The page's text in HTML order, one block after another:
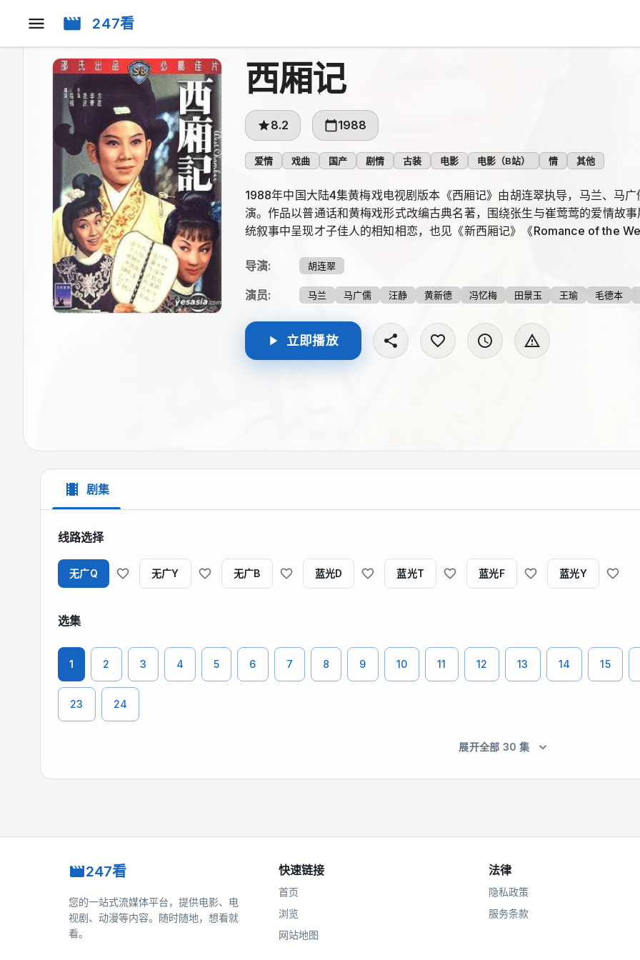
247看
西厢记
8.2 1988
爱情 戏曲 国产 剧情 古装 电影 电影（B站） 情 其他
1988年中国大陆4集黄梅戏电视剧版本《西厢记》由胡连翠执导，马兰、马
演。作品以普通话和黄梅戏形式改编古典名著，围绕张生与崔莺莺的爱情故
统叙事中呈现才子佳人的相知相恋，也见《新西厢记》《Romance of the
导演: 胡连翠
演员: 马兰 马广儒 汪静 黄新德 冯忆梅 田景玉 王瑜 毛德本
立即播放
剧集
线路选择
无广Q 无广Y 无广B 蓝光D 蓝光T 蓝光F 蓝光Y
选集
1 2 3 4 5 6 7 8 9 10 11 12 13 14 15
23 24
展开全部 30 集
247看
您的一站式流媒体平台，提供电影、电
视剧、动漫等内容。随时随地，想看就
看。
快速链接
首页
浏览
网站地图
法律
隐私政策
服务条款